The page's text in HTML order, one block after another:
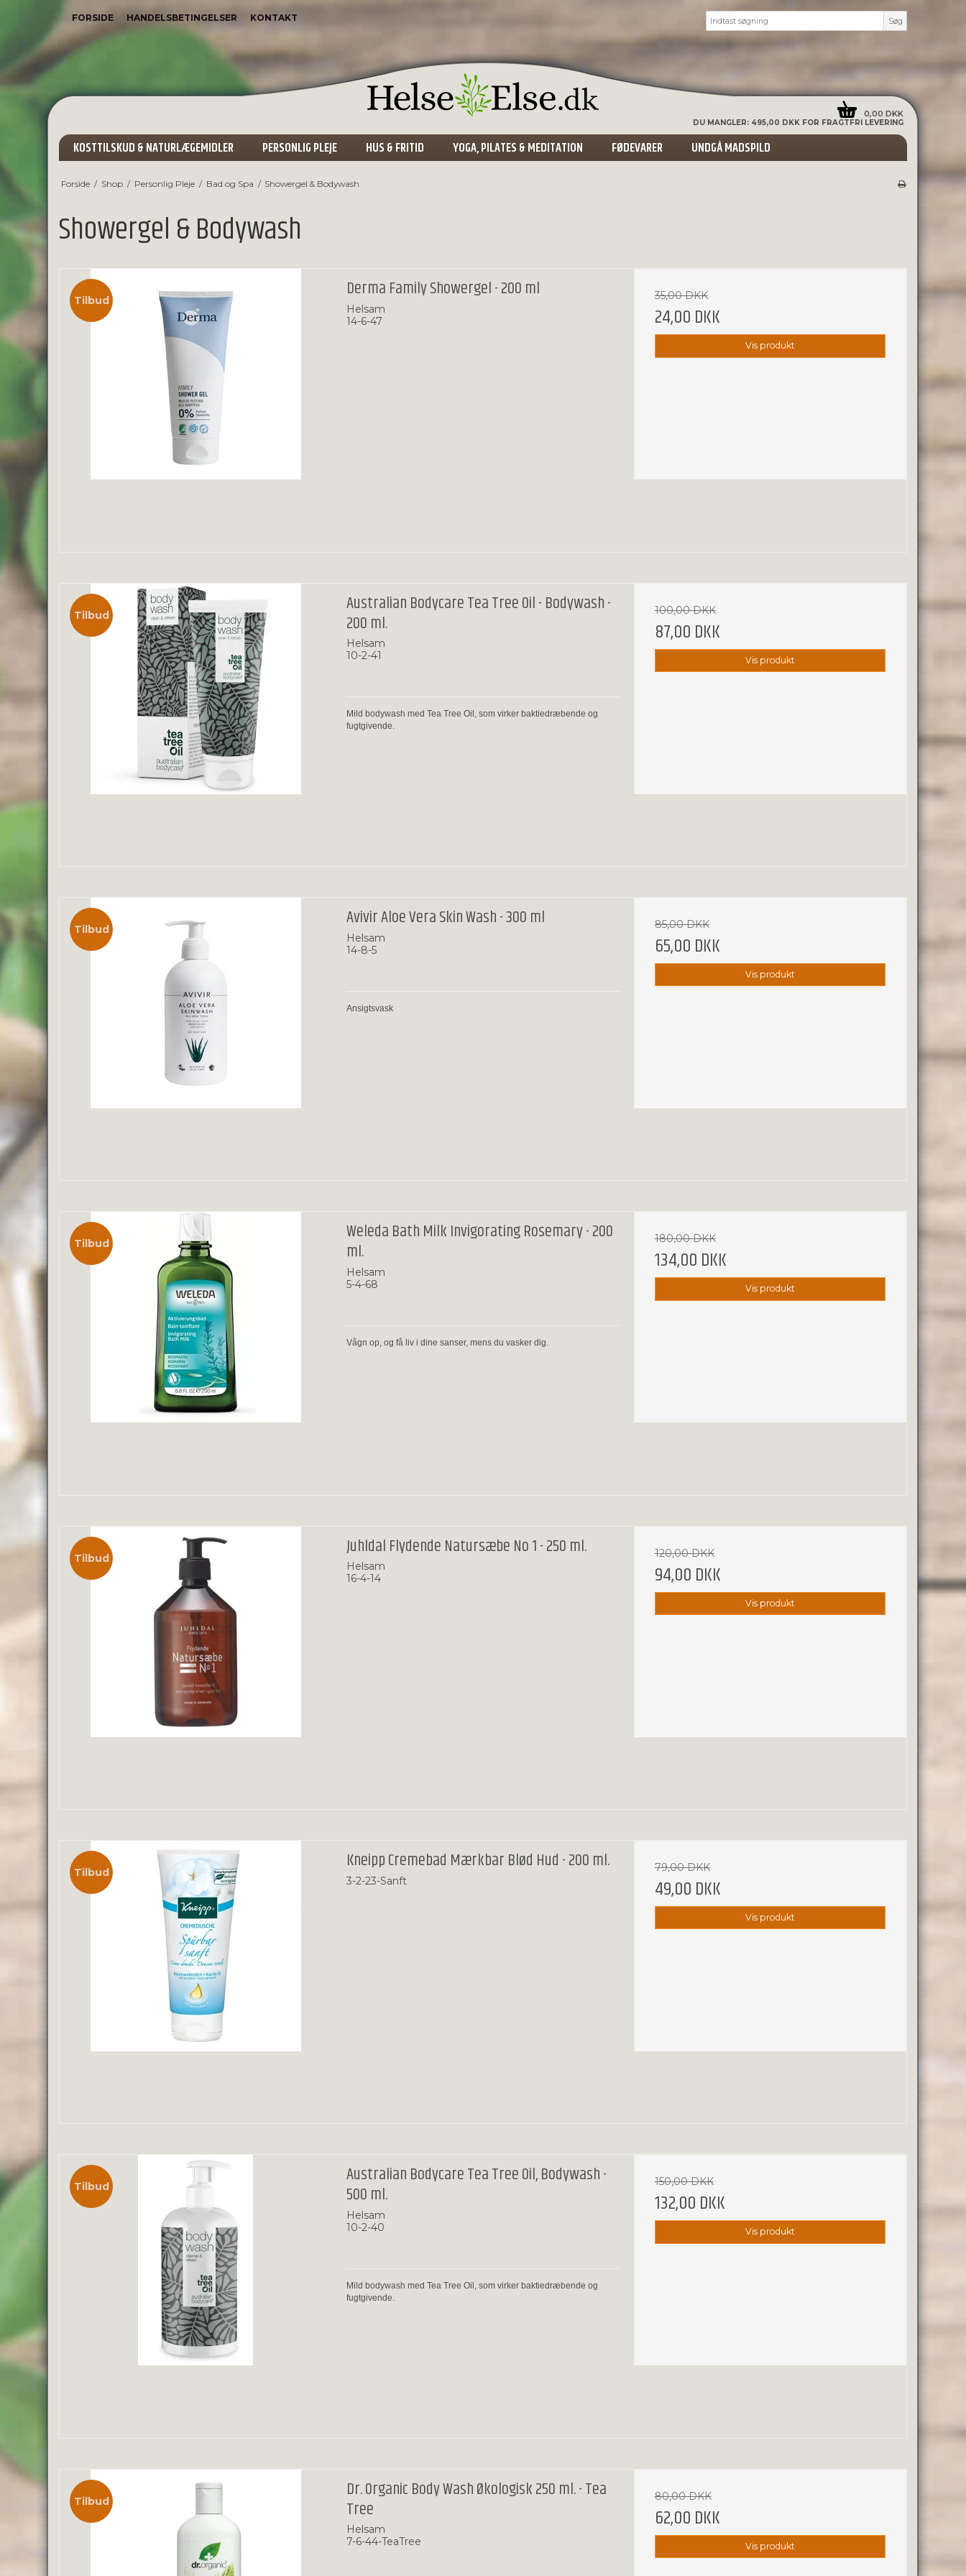
FORSIDE HANDELSBETINGELSER KONTAKT Søg
0,00 DKK
DU MANGLER: 495,00 DKK FOR FRAGTFRI LEVERING
KOSTTILSKUD & NATURLÆGEMIDLER PERSONLIG PLEJE HUS & FRITID YOGA, PILATES & MEDITATION FØDEVARER UNDGÅ MADSPILD
Forside / Shop / Personlig Pleje / Bad og Spa / Showergel & Bodywash
Showergel & Bodywash
Tilbud Derma Family Showergel - 200 ml
Helsam
14-6-47
35,00 DKK
24,00 DKK
Vis produkt
Tilbud
Australian Bodycare Tea Tree Oil - Bodywash -
200 ml.
Helsam
10-2-41
Mild bodywash med Tea Tree Oil, som virker baktiedræbende og
fugtgivende.
100,00 DKK
87,00 DKK
Vis produkt
Tilbud Avivir Aloe Vera Skin Wash - 300 ml
Helsam
14-8-5
Ansigtsvask
85,00 DKK
65,00 DKK
Vis produkt
Tilbud
Weleda Bath Milk Invigorating Rosemary - 200
ml.
Helsam
5-4-68
Vågn op, og få liv i dine sanser, mens du vasker dig.
180,00 DKK
134,00 DKK
Vis produkt
Tilbud Juhldal Flydende Natursæbe No 1 - 250 ml.
Helsam
16-4-14
120,00 DKK
94,00 DKK
Vis produkt
Tilbud Kneipp Cremebad Mærkbar Blød Hud - 200 ml.
3-2-23-Sanft
79,00 DKK
49,00 DKK
Vis produkt
Tilbud
Australian Bodycare Tea Tree Oil, Bodywash -
500 ml.
Helsam
10-2-40
Mild bodywash med Tea Tree Oil, som virker baktiedræbende og
fugtgivende.
150,00 DKK
132,00 DKK
Vis produkt
Tilbud
Dr. Organic Body Wash Økologisk 250 ml. - Tea
Tree
Helsam
7-6-44-TeaTree
80,00 DKK
62,00 DKK
Vis produkt